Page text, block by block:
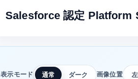
Salesforce 認定 Platform
表示モード 通常 ダーク 画像位置 左